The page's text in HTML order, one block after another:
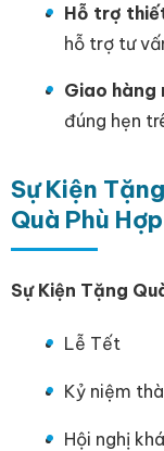
Hỗ trợ
hỗ trợ tư
Giao hàng
đúng hẹn
Sự Kiện
Quà Phù Hợp
Sự Kiện Tặng
Lễ Tết
Kỷ niệm
Hội nghị